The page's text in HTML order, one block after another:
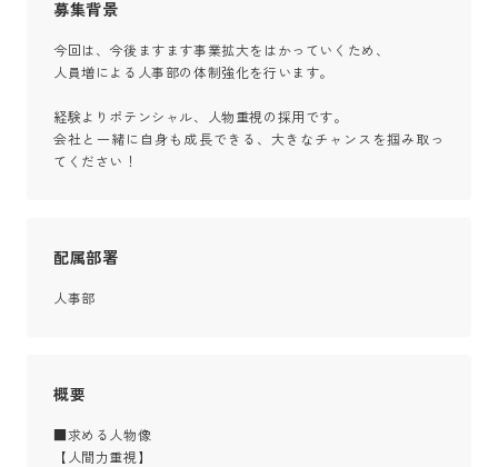
募集背景
今回は、今後ますます事業拡大をはかっていくため、
人員増による人事部の体制強化を行います。
経験よりポテンシャル、人物重視の採用です。
会社と一緒に自身も成長できる、大きなチャンスを掴み取っ
てください！
配属部署
人事部
概要
■求める人物像
【人間力重視】